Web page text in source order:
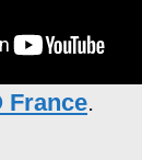
France.